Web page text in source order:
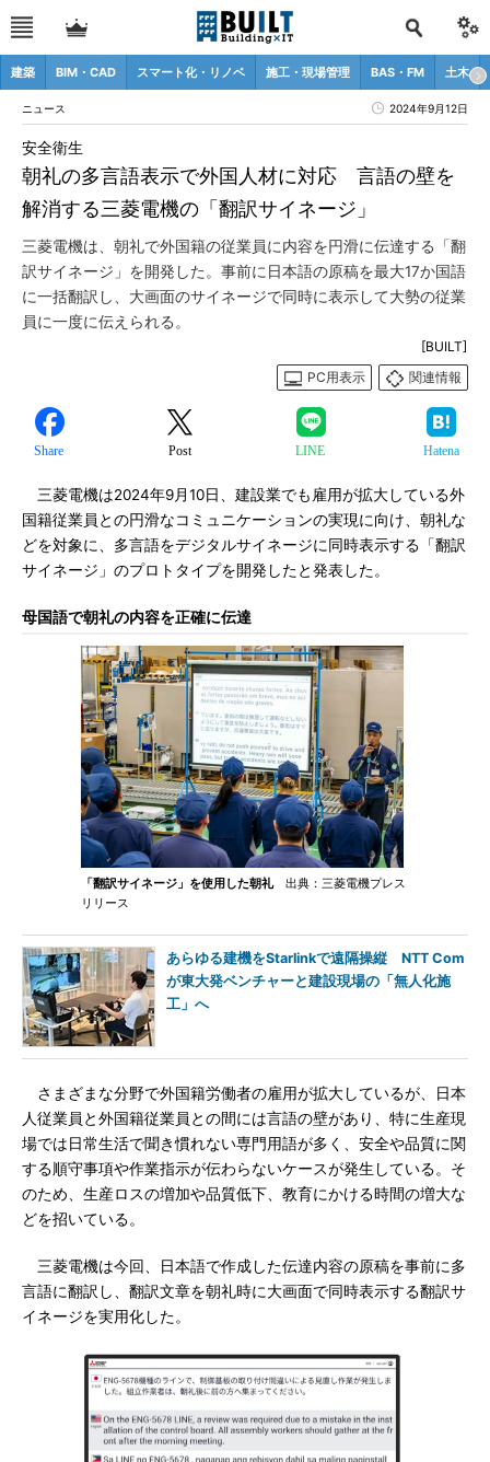
建築 BIM・CAD スマート化・リノベ 施工・現場管理 BAS・FM 土木
ニュース 2024年9月12日
朝礼の多言語表示で外国人材に対応 言語の壁を
解消する三菱電機の「翻訳サイネージ」
安全衛生
三菱電機は、朝礼で外国籍の従業員に内容を円滑に伝達する「翻
訳サイネージ」を開発した。事前に日本語の原稿を最大17か国語
に一括翻訳し、大画面のサイネージで同時に表示して大勢の従業
員に一度に伝えられる。
[BUILT]
PC用表示
関連情報
Share Post LINE Hatena
三菱電機は2024年9月10日、建設業でも雇用が拡大している外
国籍従業員との円滑なコミュニケーションの実現に向け、朝礼な
どを対象に、多言語をデジタルサイネージに同時表示する「翻訳
サイネージ」のプロトタイプを開発したと発表した。
母国語で朝礼の内容を正確に伝達
「翻訳サイネージ」を使用した朝礼出典：三菱電機プレス
リリース
あらゆる建機をStarlinkで遠隔操縦 NTT Com
が東大発ベンチャーと建設現場の「無人化施
工」へ
さまざまな分野で外国籍労働者の雇用が拡大しているが、日本
人従業員と外国籍従業員との間には言語の壁があり、特に生産現
場では日常生活で聞き慣れない専門用語が多く、安全や品質に関
する順守事項や作業指示が伝わらないケースが発生している。そ
のため、生産ロスの増加や品質低下、教育にかける時間の増大な
どを招いている。
三菱電機は今回、日本語で作成した伝達内容の原稿を事前に多
言語に翻訳し、翻訳文章を朝礼時に大画面で同時表示する翻訳サ
イネージを実用化した。